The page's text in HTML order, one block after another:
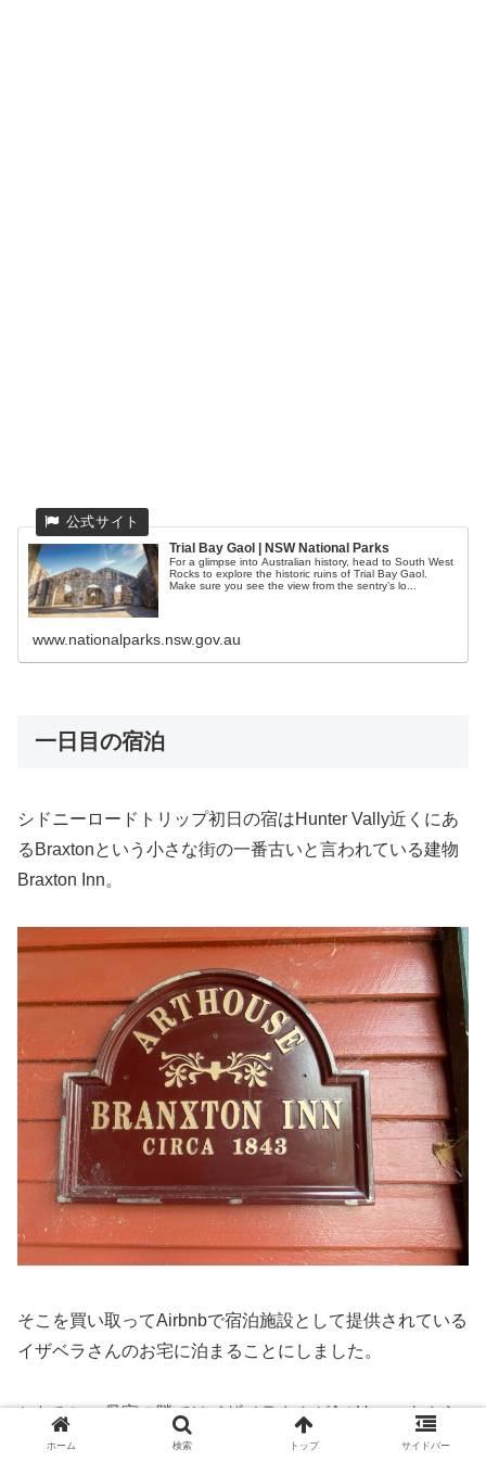
Trial Bay Gaol | NSW National Parks
For a glimpse into Australian history, head to South West
Rocks to explore the historic ruins of Trial Bay Gaol.
Make sure you see the view from the sentry’s lo...
www.nationalparks.nsw.gov.au
一日目の宿泊
シドニーロードトリップ初日の宿はHunter Vally近くにあ
るBraxtonという小さな街の一番古いと言われている建物
Braxton Inn。
そこを買い取ってAirbnbで宿泊施設として提供されている
イザベラさんのお宅に泊まることにしました。
ちなみに、母家の隣ではイザベラさんがArt Houseもやら
れている模様。
ホーム 検索 トップ サイドバー